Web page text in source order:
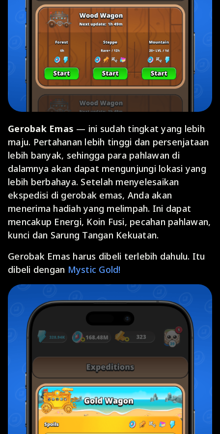
Gerobak Emas — ini sudah tingkat yang lebih
maju. Pertahanan lebih tinggi dan persenjataan
lebih banyak, sehingga para pahlawan di
dalamnya akan dapat mengunjungi lokasi yang
lebih berbahaya. Setelah menyelesaikan
ekspedisi di gerobak emas, Anda akan
menerima hadiah yang melimpah. Ini dapat
mencakup Energi, Koin Fusi, pecahan pahlawan,
kunci dan Sarung Tangan Kekuatan.
Gerobak Emas harus dibeli terlebih dahulu. Itu
dibeli dengan Mystic Gold!